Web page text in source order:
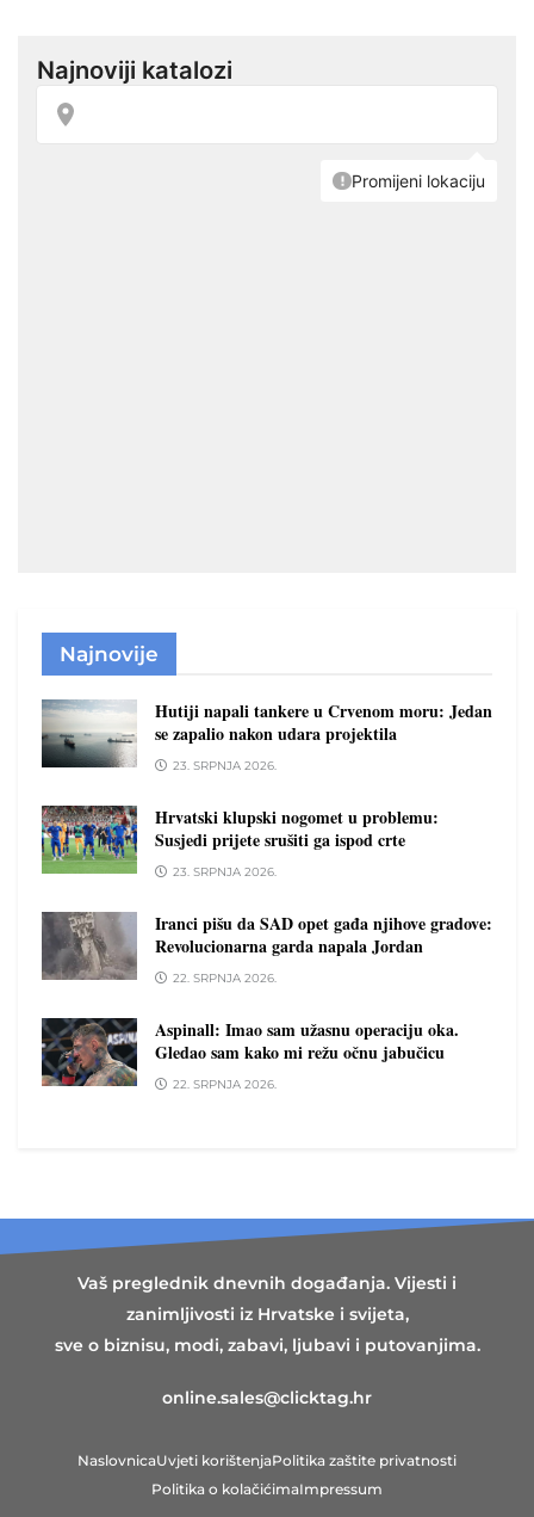
Najnovije
Hutiji napali tankere u Crvenom moru: Jedan
se zapalio nakon udara projektila
23. SRPNJA 2026.
Hrvatski klupski nogomet u problemu:
Susjedi prijete srušiti ga ispod crte
23. SRPNJA 2026.
Iranci pišu da SAD opet gađa njihove gradove:
Revolucionarna garda napala Jordan
22. SRPNJA 2026.
Aspinall: Imao sam užasnu operaciju oka.
Gledao sam kako mi režu očnu jabučicu
22. SRPNJA 2026.
Vaš preglednik dnevnih događanja. Vijesti i
zanimljivosti iz Hrvatske i svijeta,
sve o biznisu, modi, zabavi, ljubavi i putovanjima.
online.sales@clicktag.hr
NaslovnicaUvjeti korištenjaPolitika zaštite privatnosti
Politika o kolačićimaImpressum